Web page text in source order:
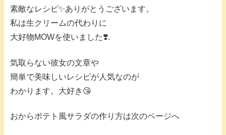
素敵なレシピ✨ありがとうございます。
私は生クリームの代わりに
大好物MOWを使いました❣️.
気取らない彼女の文章や
簡単で美味しいレシピが人気なのが
わかります。大好き😘
おからポテト風サラダの作り方は次のページへ